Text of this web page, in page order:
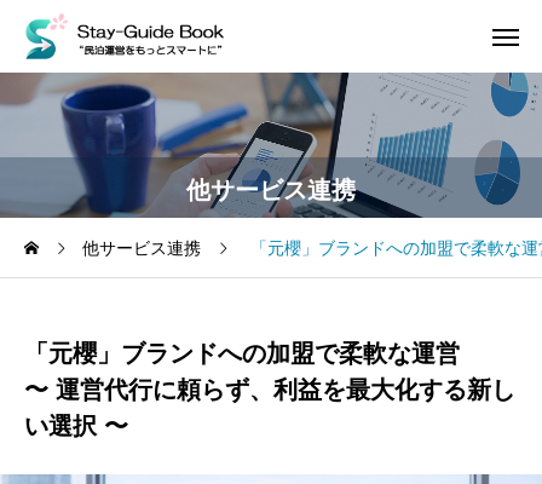
他サービス連携
他サービス連携 「元櫻」ブランドへの加盟で柔軟な
「元櫻」ブランドへの加盟で柔軟な運営
〜 運営代行に頼らず、利益を最大化する新し
い選択 〜